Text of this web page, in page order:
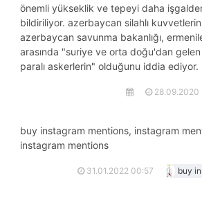
önemli yükseklik ve tepeyi daha
bildiriliyor. azerbaycan silahlı
azerbaycan savunma bakanlığı,
arasında "suriye ve orta doğu'dan
paralı askerlerin" olduğunu iddia ediyor.
28.09.2020
buy instagram mentions, instagram
instagram mentions
31.01.2022 00:57 buy